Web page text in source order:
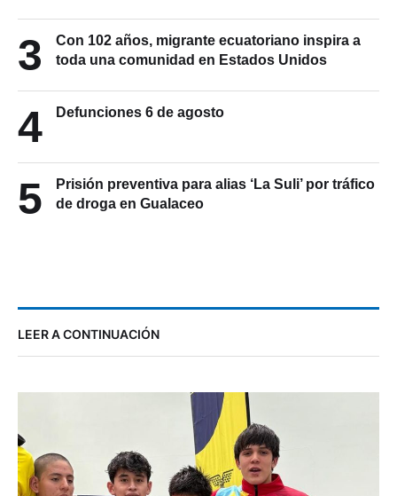
3
Con 102 años, migrante ecuatoriano inspira a
toda una comunidad en Estados Unidos
4 Defunciones 6 de agosto
5
Prisión preventiva para alias ‘La Suli’ por tráfico
de droga en Gualaceo
LEER A CONTINUACIÓN